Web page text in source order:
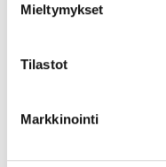
Mieltymykset
Tilastot
Markkinointi
Twitter